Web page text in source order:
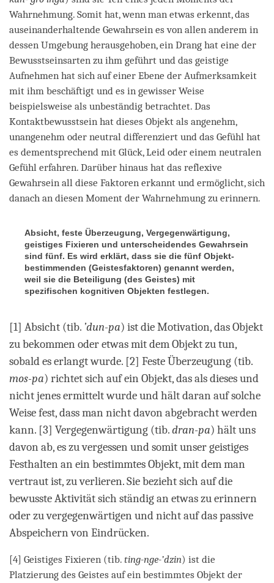
Wahrnehmung. Somit hat, wenn man etwas erkennt, das
auseinanderhaltende Gewahrsein es von allen anderem in
dessen Umgebung herausgehoben, ein Drang hat eine der
Bewusstseinsarten zu ihm geführt und das geistige
Aufnehmen hat sich auf einer Ebene der Aufmerksamkeit
mit ihm beschäftigt und es in gewisser Weise
beispielsweise als unbeständig betrachtet. Das
Kontaktbewusstsein hat dieses Objekt als angenehm,
unangenehm oder neutral differenziert und das Gefühl hat
es dementsprechend mit Glück, Leid oder einem neutralen
Gefühl erfahren. Darüber hinaus hat das reflexive
Gewahrsein all diese Faktoren erkannt und ermöglicht, sich
danach an diesen Moment der Wahrnehmung zu erinnern.
Absicht, feste Überzeugung, Vergegenwärtigung,
geistiges Fixieren und unterscheidendes Gewahrsein
sind fünf. Es wird erklärt, dass sie die fünf Objekt-
bestimmenden (Geistesfaktoren) genannt werden,
weil sie die Beteiligung (des Geistes) mit
spezifischen kognitiven Objekten festlegen.
[1] Absicht (tib. ’dun-pa) ist die Motivation, das Objekt
zu bekommen oder etwas mit dem Objekt zu tun,
sobald es erlangt wurde. [2] Feste Überzeugung (tib.
mos-pa) richtet sich auf ein Objekt, das als dieses und
nicht jenes ermittelt wurde und hält daran auf solche
Weise fest, dass man nicht davon abgebracht werden
kann. [3] Vergegenwärtigung (tib.dran-pa) hält uns
davon ab, es zu vergessen und somit unser geistiges
Festhalten an ein bestimmtes Objekt, mit dem man
vertraut ist, zu verlieren. Sie bezieht sich auf die
bewusste Aktivität sich ständig an etwas zu erinnern
oder zu vergegenwärtigen und nicht auf das passive
Abspeichern von Eindrücken.
[4] Geistiges Fixieren (tib. ting-nge-’dzin) ist die
Platzierung des Geistes auf ein bestimmtes Objekt der